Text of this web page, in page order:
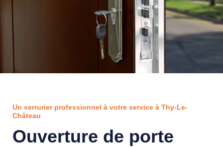
Un serrurier professionnel à votre service à Thy-Le-
Château
Ouverture de porte